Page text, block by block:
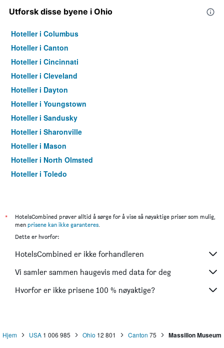
Utforsk disse byene i Ohio
Hoteller i Columbus
Hoteller i Canton
Hoteller i Cincinnati
Hoteller i Cleveland
Hoteller i Dayton
Hoteller i Youngstown
Hoteller i Sandusky
Hoteller i Sharonville
Hoteller i Mason
Hoteller i North Olmsted
Hoteller i Toledo
Hoteller i Middletown
Hoteller i Independence
Hoteller i Port Clinton
Hoteller i Berlin
Hoteller i Findlay
*
HotelsCombined prøver alltid å sørge for å vise så nøyaktige priser som mulig,
men prisene kan ikke garanteres.
Dette er hvorfor:
HotelsCombined er ikke forhandleren
Vi samler sammen haugevis med data for deg
Hvorfor er ikke prisene 100 % nøyaktige?
Hjem USA 1 006 985 Ohio 12 801 Canton 75 Massillon Museum